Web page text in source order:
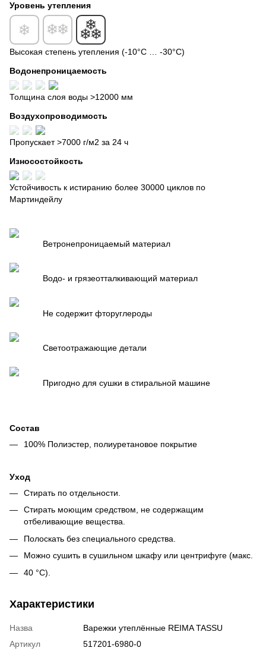
Уровень утепления
Высокая степень утепления (-10°C … -30°C)
Водонепроницаемость
Толщина слоя воды >12000 мм
Воздухопроводимость
Пропускает >7000 г/м2 за 24 ч
Износостойкость
Устойчивость к истиранию более 30000 циклов по
Мартиндейлу
Ветронепроницаемый материал
Водо- и грязеотталкивающий материал
Не содержит фторуглероды
Светоотражающие детали
Пригодно для сушки в стиральной машине
Состав
100% Полиэстер, полиуретановое покрытие
Уход
Стирать по отдельности.
Стирать моющим средством, не содержащим
отбеливающие вещества.
Полоскать без специального средства.
Можно сушить в сушильном шкафу или центрифуге (макс.
40 °C).
Характеристики
Назва
Варежки утеплённые REIMA TASSU
Артикул
517201-6980-0